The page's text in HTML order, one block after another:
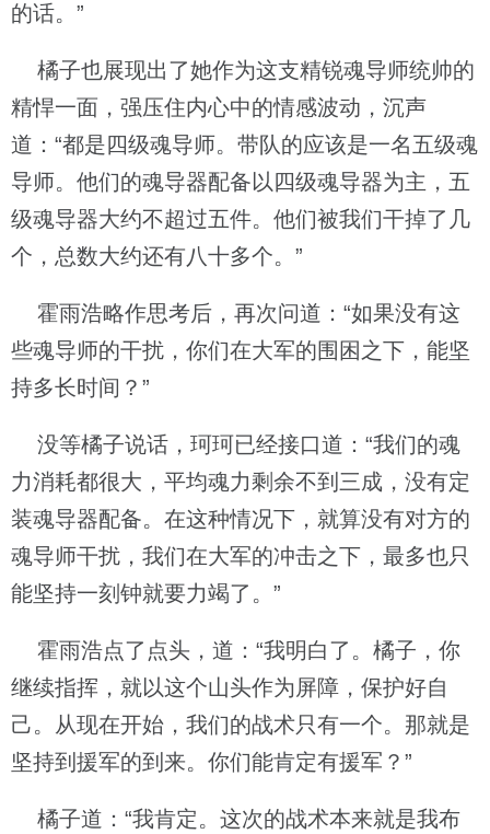
的话。”
橘子也展现出了她作为这支精锐魂导师统帅的
精悍一面，强压住内心中的情感波动，沉声
道：“都是四级魂导师。带队的应该是一名五级魂
导师。他们的魂导器配备以四级魂导器为主，五
级魂导器大约不超过五件。他们被我们干掉了几
个，总数大约还有八十多个。”
霍雨浩略作思考后，再次问道：“如果没有这
些魂导师的干扰，你们在大军的围困之下，能坚
持多长时间？”
没等橘子说话，珂珂已经接口道：“我们的魂
力消耗都很大，平均魂力剩余不到三成，没有定
装魂导器配备。在这种情况下，就算没有对方的
魂导师干扰，我们在大军的冲击之下，最多也只
能坚持一刻钟就要力竭了。”
霍雨浩点了点头，道：“我明白了。橘子，你
继续指挥，就以这个山头作为屏障，保护好自
己。从现在开始，我们的战术只有一个。那就是
坚持到援军的到来。你们能肯定有援军？”
橘子道：“我肯定。这次的战术本来就是我布